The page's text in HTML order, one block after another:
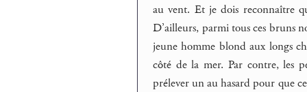
au vent. Et je dois reconnaître
D’ailleurs, parmi tous ces bruns
jeune homme blond aux longs
côté de la mer. Par contre, les
prélever un au hasard pour que